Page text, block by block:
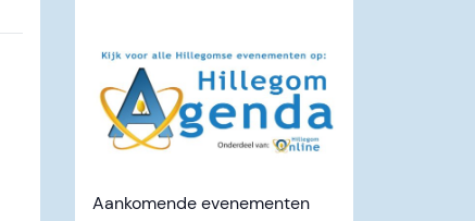
Aankomende evenementen